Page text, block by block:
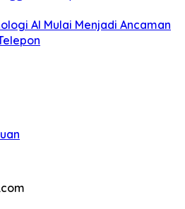
AI Mulai Menjadi Ancaman